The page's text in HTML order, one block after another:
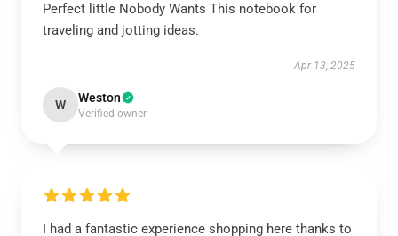
Perfect little Nobody Wants This notebook for
traveling and jotting ideas.
Apr 13, 2025
W Weston
Verified owner
I had a fantastic experience shopping here thanks to